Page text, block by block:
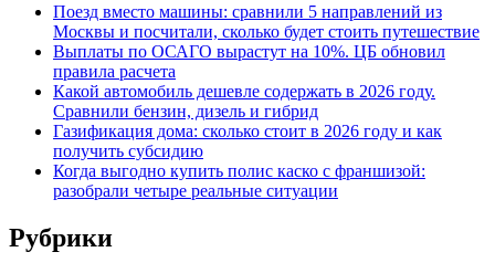
Поезд вместо машины: сравнили 5 направлений из
Москвы и посчитали, сколько будет стоить путешествие
Выплаты по ОСАГО вырастут на 10%. ЦБ обновил
правила расчета
Какой автомобиль дешевле содержать в 2026 году.
Сравнили бензин, дизель и гибрид
Газификация дома: сколько стоит в 2026 году и как
получить субсидию
Когда выгодно купить полис каско с франшизой:
разобрали четыре реальные ситуации
Рубрики